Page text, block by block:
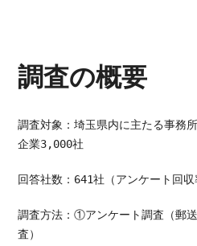
調査の概要
調査対象：埼玉県内に主たる事務
企業3,000社
回答社数： 641社（アンケート回収
調査方法：①アンケート調査（郵
査）